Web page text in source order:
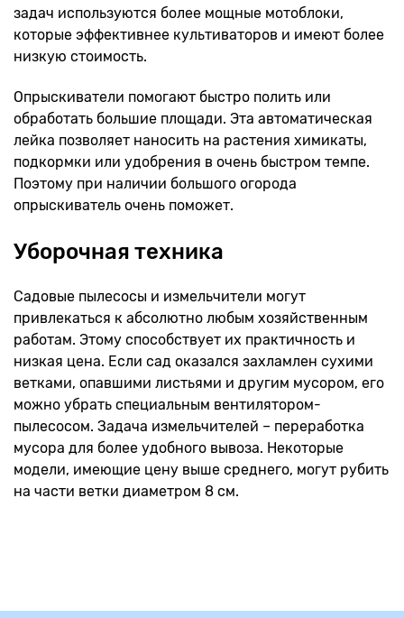
задач используются более мощные мотоблоки,
которые эффективнее культиваторов и имеют более
низкую стоимость.
Опрыскиватели помогают быстро полить или
обработать большие площади. Эта автоматическая
лейка позволяет наносить на растения химикаты,
подкормки или удобрения в очень быстром темпе.
Поэтому при наличии большого огорода
опрыскиватель очень поможет.
Уборочная техника
Садовые пылесосы и измельчители могут
привлекаться к абсолютно любым хозяйственным
работам. Этому способствует их практичность и
низкая цена. Если сад оказался захламлен сухими
ветками, опавшими листьями и другим мусором, его
можно убрать специальным вентилятором-
пылесосом. Задача измельчителей – переработка
мусора для более удобного вывоза. Некоторые
модели, имеющие цену выше среднего, могут рубить
на части ветки диаметром 8 см.